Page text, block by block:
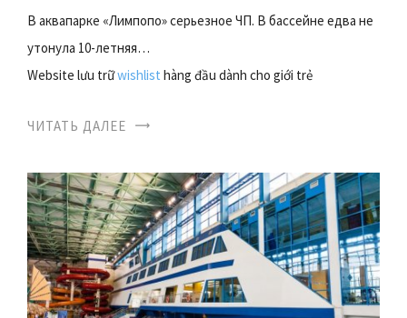
В аквапарке «Лимпопо» серьезное ЧП. В бассейне едва не
утонула 10-летняя…
Website lưu trữwishlist hàng đầu dành cho giới trẻ
ЧИТАТЬ ДАЛЕЕ